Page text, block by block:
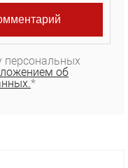
персональных
об
*